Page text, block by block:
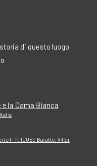
di questo luogo
la Dama Bianca
I, 11, 10050 Baratte, Villar